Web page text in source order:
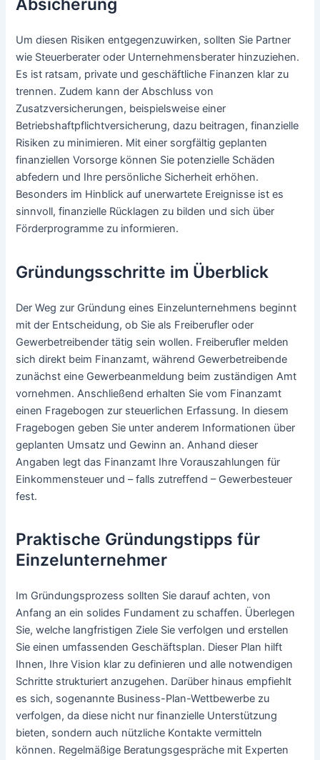
Absicherung
Um diesen Risiken entgegenzuwirken, sollten Sie Partner
wie Steuerberater oder Unternehmensberater hinzuziehen.
Es ist ratsam, private und geschäftliche Finanzen klar zu
trennen. Zudem kann der Abschluss von
Zusatzversicherungen, beispielsweise einer
Betriebshaftpflichtversicherung, dazu beitragen, finanzielle
Risiken zu minimieren. Mit einer sorgfältig geplanten
finanziellen Vorsorge können Sie potenzielle Schäden
abfedern und Ihre persönliche Sicherheit erhöhen.
Besonders im Hinblick auf unerwartete Ereignisse ist es
sinnvoll, finanzielle Rücklagen zu bilden und sich über
Förderprogramme zu informieren.
Gründungsschritte im Überblick
Der Weg zur Gründung eines Einzelunternehmens beginnt
mit der Entscheidung, ob Sie als Freiberufler oder
Gewerbetreibender tätig sein wollen. Freiberufler melden
sich direkt beim Finanzamt, während Gewerbetreibende
zunächst eine Gewerbeanmeldung beim zuständigen Amt
vornehmen. Anschließend erhalten Sie vom Finanzamt
einen Fragebogen zur steuerlichen Erfassung. In diesem
Fragebogen geben Sie unter anderem Informationen über
geplanten Umsatz und Gewinn an. Anhand dieser
Angaben legt das Finanzamt Ihre Vorauszahlungen für
Einkommensteuer und – falls zutreffend – Gewerbesteuer
fest.
Praktische Gründungstipps für
Einzelunternehmer
Im Gründungsprozess sollten Sie darauf achten, von
Anfang an ein solides Fundament zu schaffen. Überlegen
Sie, welche langfristigen Ziele Sie verfolgen und erstellen
Sie einen umfassenden Geschäftsplan. Dieser Plan hilft
Ihnen, Ihre Vision klar zu definieren und alle notwendigen
Schritte strukturiert anzugehen. Darüber hinaus empfiehlt
es sich, sogenannte Business-Plan-Wettbewerbe zu
verfolgen, da diese nicht nur finanzielle Unterstützung
bieten, sondern auch nützliche Kontakte vermitteln
können. Regelmäßige Beratungsgespräche mit Experten